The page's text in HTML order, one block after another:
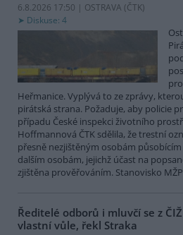
6.8.2026 17:50 | OSTRAVA (ČTK)
Diskuse: 4
Heřmanice. Vyplývá to ze zprávy,
pirátská strana. Požaduje, aby policie
případu České inspekci životního
Hoffmannová ČTK sdělila, že trestní
přesně nezjištěným osobám působícím
dalším osobám, jejichž účast na
zjištěna prověřováním. Stanovisko MŽP
Ředitelé odborů i mluvčí se z
vlastní vůle, řekl Straka